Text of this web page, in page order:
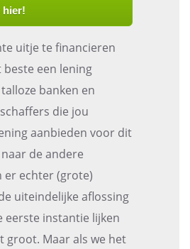
hier!
uitje te financieren
een lening
banken en
die jou
aanbieden voor dit
de andere
er echter (grote)
uiteindelijke aflossing
eerste instantie lijken
groot. Maar als we het